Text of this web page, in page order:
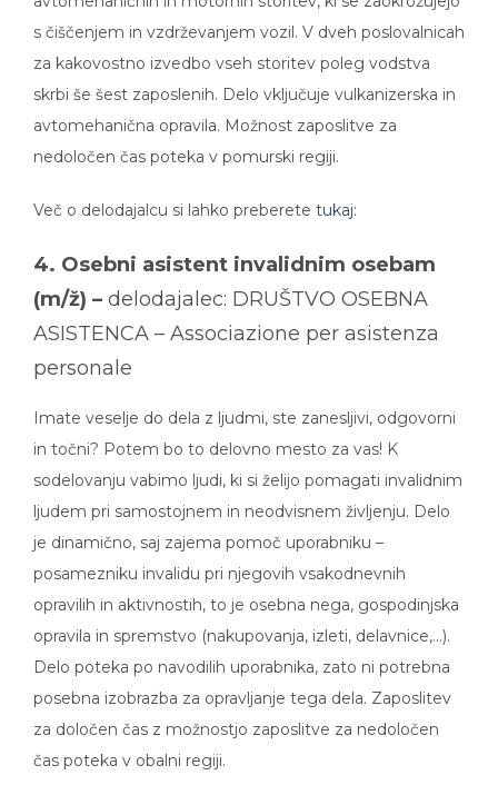
s čiščenjem in vzdrževanjem vozil. V dveh poslovalnicah
za kakovostno izvedbo vseh storitev poleg vodstva
skrbi še šest zaposlenih. Delo vključuje vulkanizerska in
avtomehanična opravila. Možnost zaposlitve za
nedoločen čas poteka v pomurski regiji.
Več o delodajalcu si lahko preberete tukaj:
4. Osebni asistent invalidnim osebam
(m/ž) – delodajalec: DRUŠTVO OSEBNA
ASISTENCA – Associazione per asistenza
personale
Imate veselje do dela z ljudmi, ste zanesljivi, odgovorni
in točni? Potem bo to delovno mesto za vas! K
sodelovanju vabimo ljudi, ki si želijo pomagati invalidnim
ljudem pri samostojnem in neodvisnem življenju. Delo
je dinamično, saj zajema pomoč uporabniku –
posamezniku invalidu pri njegovih vsakodnevnih
opravilih in aktivnostih, to je osebna nega, gospodinjska
opravila in spremstvo (nakupovanja, izleti, delavnice,…).
Delo poteka po navodilih uporabnika, zato ni potrebna
posebna izobrazba za opravljanje tega dela. Zaposlitev
za določen čas z možnostjo zaposlitve za nedoločen
čas poteka v obalni regiji.